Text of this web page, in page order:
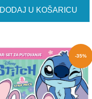
DODAJ U KOŠARICU
-35%